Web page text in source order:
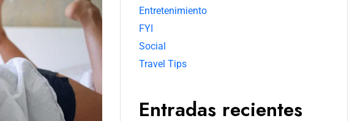
Entretenimiento
FYI
Social
Travel Tips
Entradas recientes